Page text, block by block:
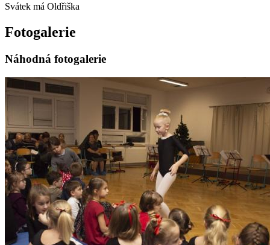
Svátek má Oldřiška
Fotogalerie
Náhodná fotogalerie